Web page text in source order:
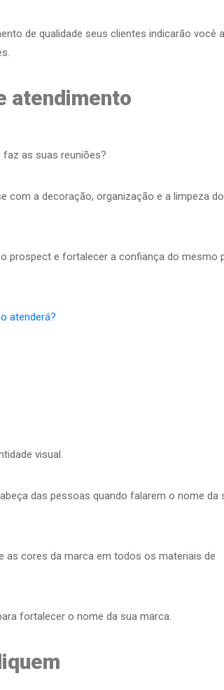
de qualidade seus clientes indicarão você a
atendimento
as suas reuniões?
com a decoração, organização e a limpeza do
prospect e fortalecer a confiança do mesmo
atenderá?
visual.
das pessoas quando falarem o nome da
as cores da marca em todos os materiais de
fortalecer o nome da sua marca.